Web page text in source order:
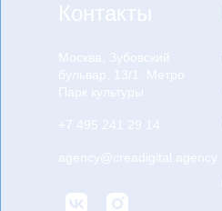
Контакты
Москва, Зубовский
бульвар, 13/1. Метро
Парк культуры
+7 495 241 29 14
agency@creadigital.agency